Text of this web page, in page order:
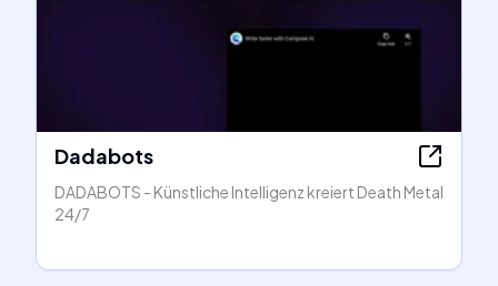
Dadabots
DADABOTS - Künstliche Intelligenz kreiert Death Metal
24/7